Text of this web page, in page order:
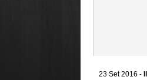
23 Set 2016 -